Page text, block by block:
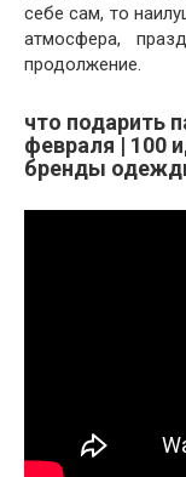
себе сам, то
атмосфера,
продолжение.
что подарить
февраля | 100
бренды